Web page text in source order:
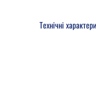
Технічні